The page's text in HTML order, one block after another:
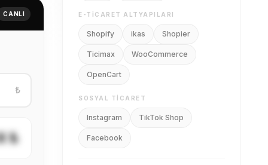
CANLI
₺
₺
E-TICARET ALTYAPILARI
Shopify ikas Shopier
Ticimax WooCommerce
OpenCart
SOSYAL TICARET
Instagram TikTok Shop
Facebook